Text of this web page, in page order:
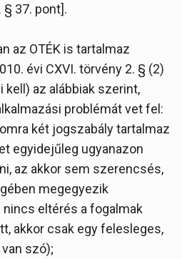
§ 37. pont].
az OTÉK is tartalmaz
évi CXVI. törvény 2. § (2)
az alábbiak szerint,
problémát vet fel:
két jogszabály tartalmaz
egyidejűleg ugyanazon
az akkor sem szerencsés,
megegyezik
eltérés a fogalmak
akkor csak egy felesleges,
szó);